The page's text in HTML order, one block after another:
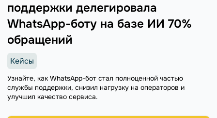
поддержки делегировала
WhatsApp-боту на базе ИИ 70%
обращений
Кейсы
Узнайте, как WhatsApp-бот стал полноценной частью
службы поддержки, снизил нагрузку на операторов и
улучшил качество сервиса.